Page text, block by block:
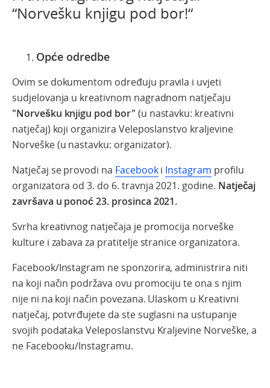
“Norvešku knjigu pod bor!“
Opće odredbe
Ovim se dokumentom određuju pravila i uvjeti
sudjelovanja u kreativnom nagradnom natječaju
"Norvešku knjigu pod bor" (u nastavku: kreativni
natječaj) koji organizira Veleposlanstvo kraljevine
Norveške (u nastavku: organizator).
Natječaj se provodi na Facebooki Instagram profilu
organizatora od 3. do 6. travnja 2021. godine. Natječaj
završava u ponoć 23. prosinca 2021.
Svrha kreativnog natječaja je promocija norveške
kulture i zabava za pratitelje stranice organizatora.
Facebook/Instagram ne sponzorira, administrira niti
na koji način podržava ovu promociju te ona s njim
nije ni na koji način povezana. Ulaskom u Kreativni
natječaj, potvrđujete da ste suglasni na ustupanje
svojih podataka Veleposlanstvu Kraljevine Norveške, a
ne Facebooku/Instagramu.